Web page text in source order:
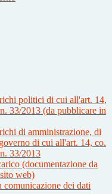
politici di cui all'art. 14,
33/2013 (da pubblicare in
di amministrazione, di
di cui all'art. 14, co.
33/2013
(documentazione da
web)
comunicazione dei dati